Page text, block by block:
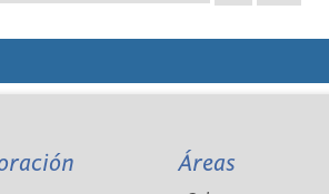
Áreas